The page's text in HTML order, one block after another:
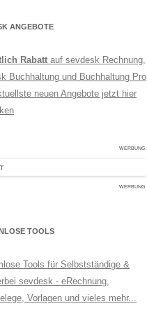
ANGEBOTE
Rabatt auf sevdesk Rechnung,
Buchhaltung und Buchhaltung Pro
neuen Angebote jetzt hier
WERBUNG
WERBUNG
TOOLS
Tools für Selbstständige &
sevdesk - eRechnung,
Vorlagen und vieles mehr...